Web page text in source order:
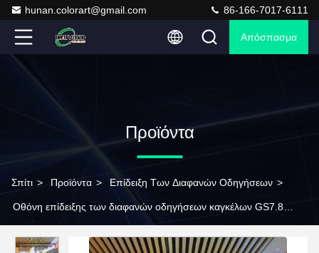
hunan.colorart@gmail.com 86-166-7017-6111
Απόσπασμα
Προϊόντα
Σπίτι > Προϊόντα > Επίδειξη Των Διαφανών Οδηγήσεων >
Οθόνη επίδειξης των διαφανών οδηγήσεων καγκέλων GS7.8